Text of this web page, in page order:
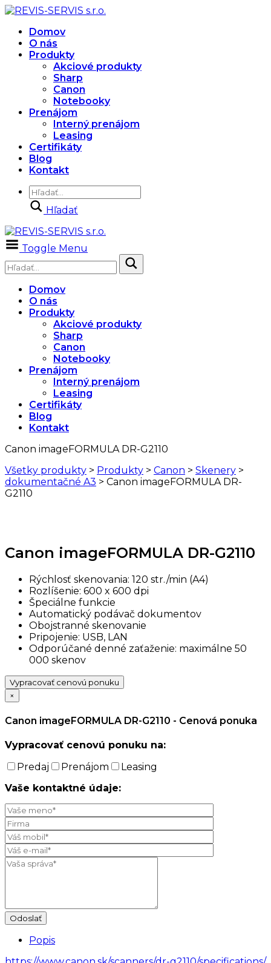
Domov
O nás
Produkty
Akciové produkty
Sharp
Canon
Notebooky
Prenájom
Interný prenájom
Leasing
Certifikáty
Blog
Kontakt
Hľadať
Toggle Menu
Domov
O nás
Produkty
Akciové produkty
Sharp
Canon
Notebooky
Prenájom
Interný prenájom
Leasing
Certifikáty
Blog
Kontakt
Canon imageFORMULA DR-G2110
Všetky produkty > Produkty > Canon > Skenery >
dokumentačné A3 > Canon imageFORMULA DR-
G2110
Canon imageFORMULA DR-G2110
Rýchlosť skenovania: 120 str./min (A4)
Rozlíšenie: 600 x 600 dpi
Špeciálne funkcie
Automatický podávač dokumentov
Obojstranné skenovanie
Pripojenie: USB, LAN
Odporúčané denné zaťaženie: maximálne 50
000 skenov
Vypracovať cenovú ponuku
×
Canon imageFORMULA DR-G2110 - Cenová ponuka
Vypracovať cenovú ponuku na:
Predaj
Prenájom
Leasing
Vaše kontaktné údaje:
Popis